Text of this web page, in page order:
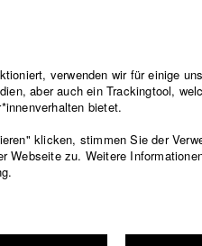
verwenden wir für einige
aber auch ein Trackingtool,
bietet.
klicken, stimmen Sie der
Webseite zu. Weitere